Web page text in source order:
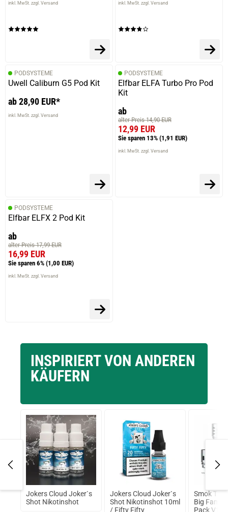
prev next
inkl. MwSt. zzgl. Versand inkl. MwSt. zzgl. Versand
PODSYSTEME
Uwell Caliburn G5 Pod Kit
ab 28,90 EUR*
inkl. MwSt. zzgl. Versand
PODSYSTEME
Elfbar ELFA Turbo Pro Pod
Kit
ab
alter Preis 14,90 EUR
12,99 EUR
Sie sparen 13% (1,91 EUR)
inkl. MwSt. zzgl. Versand
PODSYSTEME
Elfbar ELFX 2 Pod Kit
ab
alter Preis 17,99 EUR
16,99 EUR
Sie sparen 6% (1,00 EUR)
inkl. MwSt. zzgl. Versand
INSPIRIERT VON ANDEREN
KÄUFERN
Jokers Cloud Joker`s
Shot Nikotinshot
Jokers Cloud Joker`s
Shot Nikotinshot 10ml
/ Fifty Fifty
Smok
Big
Pack V12